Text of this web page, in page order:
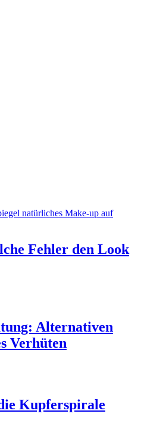
Fehler den Look
Alternativen
Verhüten
Kupferspirale